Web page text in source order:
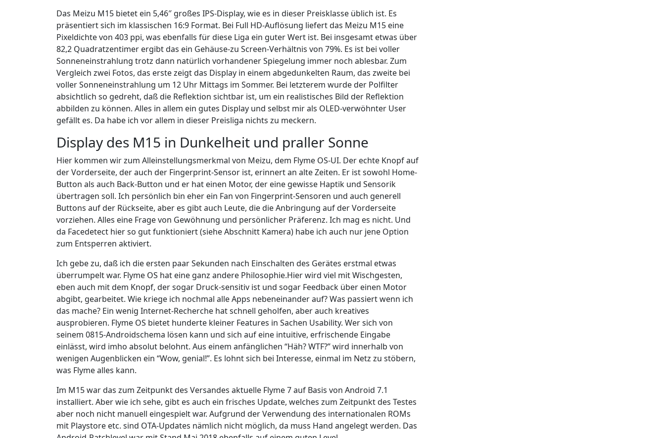
Das Meizu M15 bietet ein 5,46″ großes IPS-Display, wie es in dieser Preisklasse üblich ist. Es
präsentiert sich im klassischen 16:9 Format. Bei Full HD-Auflösung liefert das Meizu M15 eine
Pixeldichte von 403 ppi, was ebenfalls für diese Liga ein guter Wert ist. Bei insgesamt etwas über
82,2 Quadratzentimer ergibt das ein Gehäuse-zu Screen-Verhältnis von 79%. Es ist bei voller
Sonneneinstrahlung trotz dann natürlich vorhandener Spiegelung immer noch ablesbar. Zum
Vergleich zwei Fotos, das erste zeigt das Display in einem abgedunkelten Raum, das zweite bei
voller Sonneneinstrahlung um 12 Uhr Mittags im Sommer. Bei letzterem wurde der Polfilter
absichtlich so gedreht, daß die Reflektion sichtbar ist, um ein realistisches Bild der Reflektion
abbilden zu können. Alles in allem ein gutes Display und selbst mir als OLED-verwöhnter User
gefällt es. Da habe ich vor allem in dieser Preisliga nichts zu meckern.
Display des M15 in Dunkelheit und praller Sonne
Hier kommen wir zum Alleinstellungsmerkmal von Meizu, dem Flyme OS-UI. Der echte Knopf auf
der Vorderseite, der auch der Fingerprint-Sensor ist, erinnert an alte Zeiten. Er ist sowohl Home-
Button als auch Back-Button und er hat einen Motor, der eine gewisse Haptik und Sensorik
übertragen soll. Ich persönlich bin eher ein Fan von Fingerprint-Sensoren und auch generell
Buttons auf der Rückseite, aber es gibt auch Leute, die die Anbringung auf der Vorderseite
vorziehen. Alles eine Frage von Gewöhnung und persönlicher Präferenz. Ich mag es nicht. Und
da Facedetect hier so gut funktioniert (siehe Abschnitt Kamera) habe ich auch nur jene Option
zum Entsperren aktiviert.
Ich gebe zu, daß ich die ersten paar Sekunden nach Einschalten des Gerätes erstmal etwas
überrumpelt war. Flyme OS hat eine ganz andere Philosophie.Hier wird viel mit Wischgesten,
eben auch mit dem Knopf, der sogar Druck-sensitiv ist und sogar Feedback über einen Motor
abgibt, gearbeitet. Wie kriege ich nochmal alle Apps nebeneinander auf? Was passiert wenn ich
das mache? Ein wenig Internet-Recherche hat schnell geholfen, aber auch kreatives
ausprobieren. Flyme OS bietet hunderte kleiner Features in Sachen Usability. Wer sich von
seinem 0815-Androidschema lösen kann und sich auf eine intuitive, erfrischende Eingabe
einlässt, wird imho absolut belohnt. Aus einem anfänglichen “Häh? WTF?” wird innerhalb von
wenigen Augenblicken ein “Wow, genial!”. Es lohnt sich bei Interesse, einmal im Netz zu stöbern,
was Flyme alles kann.
Im M15 war das zum Zeitpunkt des Versandes aktuelle Flyme 7 auf Basis von Android 7.1
installiert. Aber wie ich sehe, gibt es auch ein frisches Update, welches zum Zeitpunkt des Testes
aber noch nicht manuell eingespielt war. Aufgrund der Verwendung des internationalen ROMs
mit Playstore etc. sind OTA-Updates nämlich nicht möglich, da muss Hand angelegt werden. Das